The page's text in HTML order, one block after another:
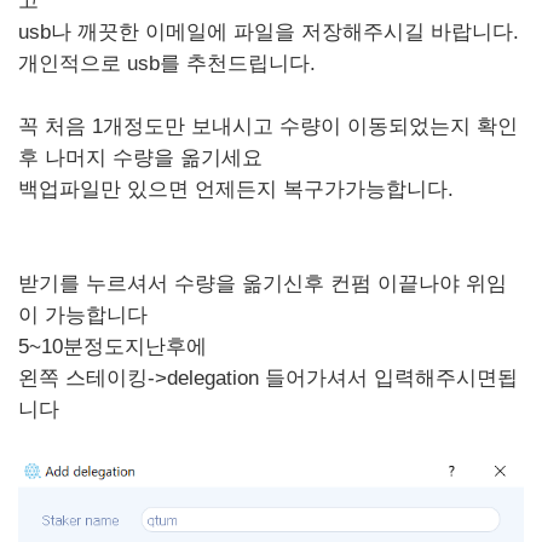
usb나 깨끗한 이메일에 파일을 저장해주시길 바랍니다.
개인적으로 usb를 추천드립니다.
꼭 처음 1개정도만 보내시고 수량이 이동되었는지 확인
후 나머지 수량을 옮기세요
백업파일만 있으면 언제든지 복구가가능합니다.
받기를 누르셔서 수량을 옮기신후 컨펌 이끝나야 위임
이 가능합니다
5~10분정도지난후에
왼쪽 스테이킹->delegation 들어가셔서 입력해주시면됩
니다